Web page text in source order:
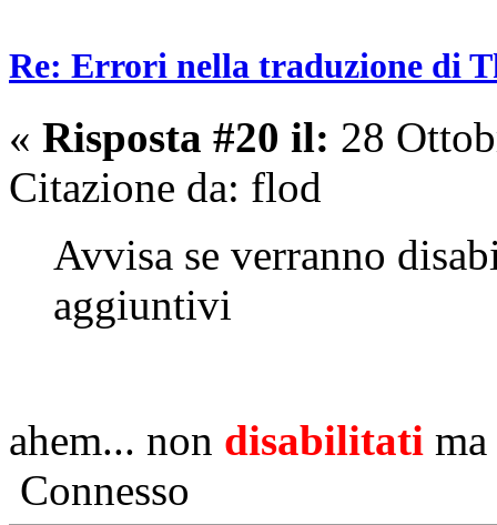
Re: Errori nella traduzione di
« Risposta #20 il: 28
Citazione da: flod
Avvisa se verranno
aggiuntivi
ahem... non disabilitati ma
Connesso